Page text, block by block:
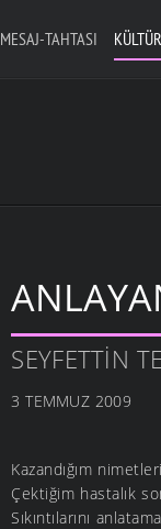
MESAJ-TAHTASI
SEYFETTIN
3 TEMMUZ 2009
Kazandığım
Çektiğim hastalık
Sıkıntılarını